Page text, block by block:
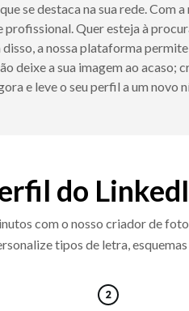
se destaca na sua rede.
Quer esteja à
a nossa plataforma
deixe a sua imagem ao
e leve o seu perfil a um novo
do
com o nosso criador de
tipos de letra,